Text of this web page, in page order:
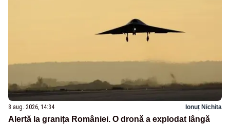
8 aug. 2026, 14:34 Ionuț Nichita
Alertă la granița României. O dronă a explodat lângă